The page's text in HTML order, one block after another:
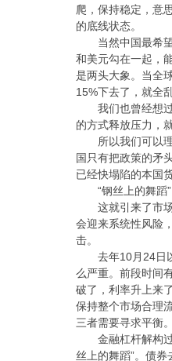
爬，保持稳定，意
的底线状态。
当然中国最希
和美元勾在一起，
是两头大象。当全
15%下去了，就全乱
我们也曾经想
的方式释放压力，
所以我们可以
国只有把政策的矛
已经快塌陷的本国
“钢丝上的舞蹈”
这就引来了市
会迎来系统性风险
击。
去年10月24日
么严重。前段时间
破了，利率升上来
保持整个市场合理
三者需要寻求平衡。
金融杠杆解构
丝上的舞蹈”。债